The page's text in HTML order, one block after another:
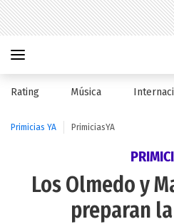
Rating Música
Primicias YA PrimiciasYA
Los Olmedo y
preparan